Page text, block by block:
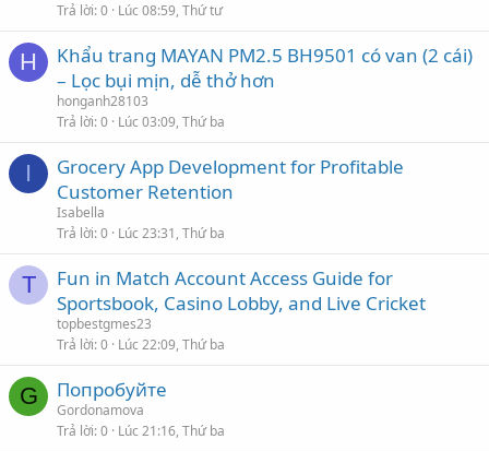
Trả lời 0 Lúc 08:59, Thứ tư
H
Khẩu trang MAYAN PM2.5 BH9501 có van (2 cái)
– Lọc bụi mịn, dễ thở hơn
honganh28103
Trả lời 0 Lúc 03:09, Thứ ba
I
Grocery App Development for Profitable
Customer Retention
Isabella
Trả lời 0 Lúc 23:31, Thứ ba
T
Fun in Match Account Access Guide for
Sportsbook, Casino Lobby, and Live Cricket
topbestgmes23
Trả lời 0 Lúc 22:09, Thứ ba
G Попробуйте
Gordonamova
Trả lời 0 Lúc 21:16, Thứ ba